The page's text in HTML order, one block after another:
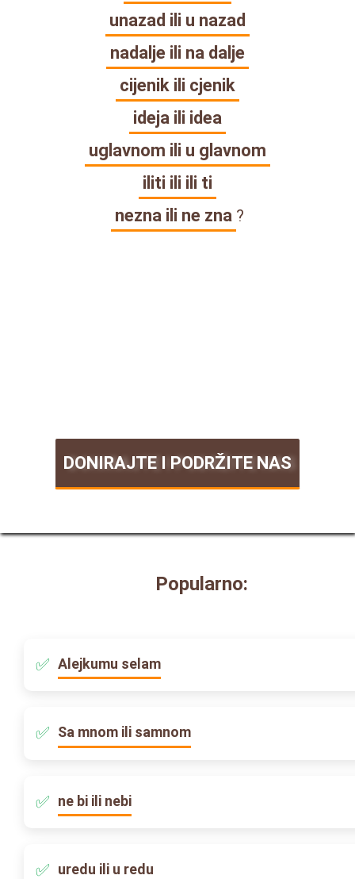
unazad ili u nazad
nadalje ili na dalje
cijenik ili cjenik
ideja ili idea
uglavnom ili u glavnom
iliti ili ili ti
nezna ili ne zna ?
DONIRAJTE I PODRŽITE NAS
Popularno:
Alejkumu selam
Sa mnom ili samnom
ne bi ili nebi
uredu ili u redu